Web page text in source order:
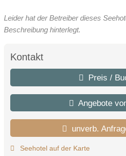
Leider hat der Betreiber dieses
Beschreibung hinterlegt.
Kontakt
Preis /
Angebote
unverb.
Seehotel auf der Karte